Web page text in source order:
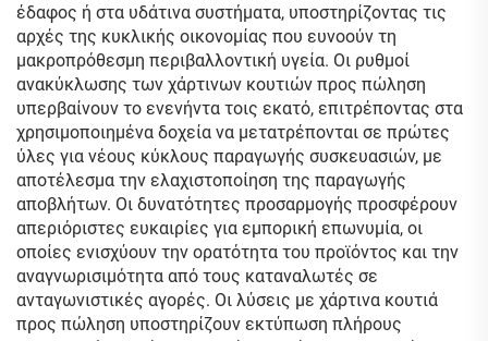
έδαφος ή στα υδάτινα συστήματα, υποστηρίζοντας τις
αρχές της κυκλικής οικονομίας που ευνοούν τη
μακροπρόθεσμη περιβαλλοντική υγεία. Οι ρυθμοί
ανακύκλωσης των χάρτινων κουτιών προς πώληση
υπερβαίνουν το ενενήντα τοις εκατό, επιτρέποντας στα
χρησιμοποιημένα δοχεία να μετατρέπονται σε πρώτες
ύλες για νέους κύκλους παραγωγής συσκευασιών, με
αποτέλεσμα την ελαχιστοποίηση της παραγωγής
αποβλήτων. Οι δυνατότητες προσαρμογής προσφέρουν
απεριόριστες ευκαιρίες για εμπορική επωνυμία, οι
οποίες ενισχύουν την ορατότητα του προϊόντος και την
αναγνωρισιμότητα από τους καταναλωτές σε
ανταγωνιστικές αγορές. Οι λύσεις με χάρτινα κουτιά
προς πώληση υποστηρίζουν εκτύπωση πλήρους